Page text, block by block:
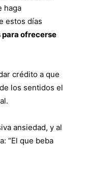
haga
estos días
para ofrecerse
crédito a que
los sentidos el
ansiedad, y al
“El que beba